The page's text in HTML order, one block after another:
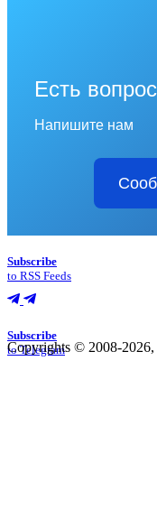
Есть
Напишите нам
Subscribe
to RSS Feeds
Subscribe
to Telegram
Copyrights © 2008-